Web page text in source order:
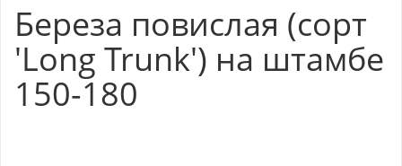
Береза повислая (сорт
'Long Trunk') на штамбе
150-180